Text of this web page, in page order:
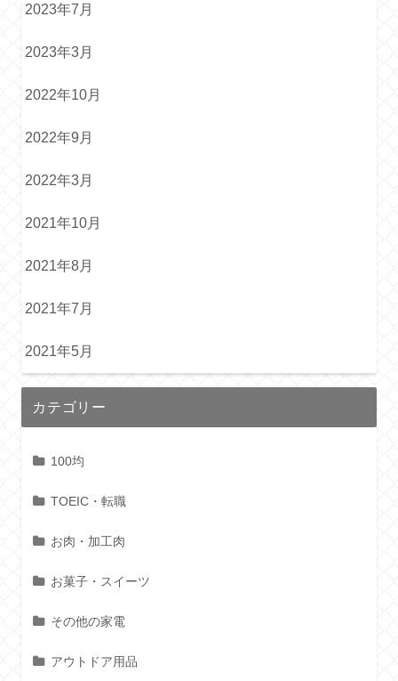
2023年7月
2023年3月
2022年10月
2022年9月
2022年3月
2021年10月
2021年8月
2021年7月
2021年5月
カテゴリー
100均
TOEIC・転職
お肉・加工肉
お菓子・スイーツ
その他の家電
アウトドア用品